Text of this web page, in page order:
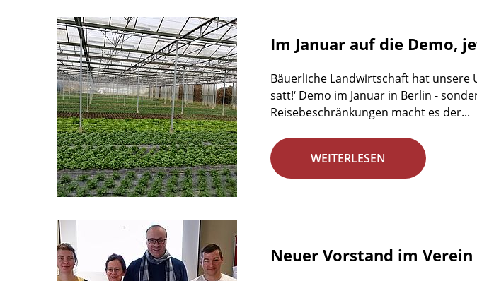
Im Januar auf die Demo,
Bäuerliche Landwirtschaft hat unsere
satt!‘ Demo im Januar in Berlin -
Reisebeschränkungen macht es der...
WEITERLESEN
Neuer Vorstand im Verein